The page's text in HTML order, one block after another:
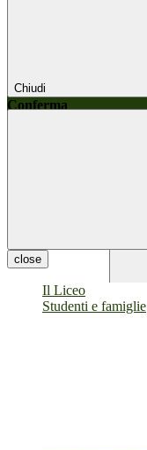
Chiudi
Conferma
close
Il Liceo
Studenti e famiglie